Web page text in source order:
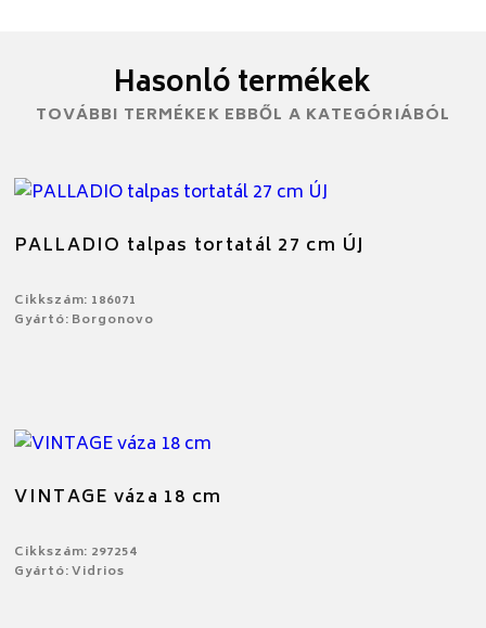
Hasonló termékek
TOVÁBBI TERMÉKEK EBBŐL A KATEGÓRIÁBÓL
PALLADIO talpas tortatál 27 cm ÚJ
Cikkszám: 186071
Gyártó: Borgonovo
VINTAGE váza 18 cm
Cikkszám: 297254
Gyártó: Vidrios